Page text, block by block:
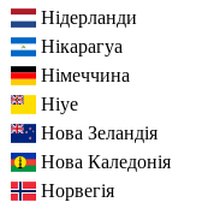
Нідерланди
Нікарагуа
Німеччина
Ніуе
Нова Зеландія
Нова Каледонія
Норвегія